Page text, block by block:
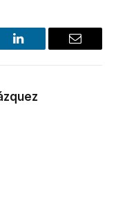
LinkedIn Email